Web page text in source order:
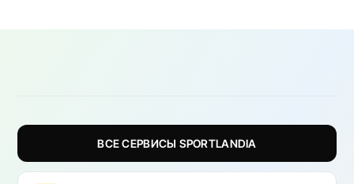
ВСЕ СЕРВИСЫ SPORTLANDIA